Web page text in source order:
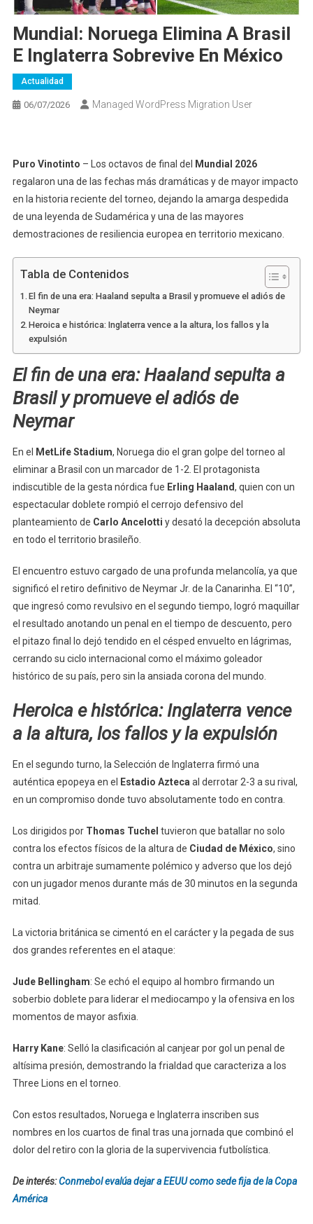
Mundial: Noruega Elimina A Brasil
E Inglaterra Sobrevive En México
Actualidad
06/07/2026 Managed WordPress Migration User
Puro Vinotinto – Los octavos de final del
Mundial 2026
regalaron una de las fechas más dramáticas y de mayor impacto
en la historia reciente del torneo, dejando la amarga despedida
de una leyenda de Sudamérica y una de las mayores
demostraciones de resiliencia europea en territorio mexicano.
Tabla de Contenidos
El fin de una era: Haaland sepulta a Brasil y promueve el adiós de
Neymar
Heroica e histórica: Inglaterra vence a la altura, los fallos y la
expulsión
El fin de una era: Haaland sepulta a
Brasil y promueve el adiós de
Neymar
En el MetLife Stadium, Noruega dio el gran golpe del torneo al
eliminar a Brasil con un marcador de 1-2. El protagonista
indiscutible de la gesta nórdica fue Erling Haaland, quien con un
espectacular doblete rompió el cerrojo defensivo del
planteamiento de Carlo Ancelotti y desató la decepción absoluta
en todo el territorio brasileño.
El encuentro estuvo cargado de una profunda melancolía, ya que
significó el retiro definitivo de Neymar Jr. de la Canarinha. El “10”,
que ingresó como revulsivo en el segundo tiempo, logró maquillar
el resultado anotando un penal en el tiempo de descuento, pero
el pitazo final lo dejó tendido en el césped envuelto en lágrimas,
cerrando su ciclo internacional como el máximo goleador
histórico de su país, pero sin la ansiada corona del mundo.
Heroica e histórica: Inglaterra vence
a la altura, los fallos y la expulsión
En el segundo turno, la Selección de Inglaterra firmó una
auténtica epopeya en el
Estadio Aztecaal derrotar 2-3 a su rival,
en un compromiso donde tuvo absolutamente todo en contra.
Los dirigidos por Thomas Tuchel tuvieron que batallar no solo
contra los efectos físicos de la altura de Ciudad de México, sino
contra un arbitraje sumamente polémico y adverso que los dejó
con un jugador menos durante más de 30 minutos en la segunda
mitad.
La victoria británica se cimentó en el carácter y la pegada de sus
dos grandes referentes en el ataque:
Jude Bellingham: Se echó el equipo al hombro firmando un
soberbio doblete para liderar el mediocampo y la ofensiva en los
momentos de mayor asfixia.
Harry Kane: Selló la clasificación al canjear por gol un penal de
altísima presión, demostrando la frialdad que caracteriza a los
Three Lions en el torneo.
Con estos resultados, Noruega e Inglaterra inscriben sus
nombres en los cuartos de final tras una jornada que combinó el
dolor del retiro con la gloria de la supervivencia futbolística.
De interés:Conmebol evalúa dejar a EEUU como sede fija de la Copa
América